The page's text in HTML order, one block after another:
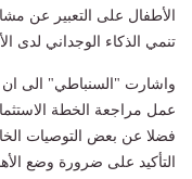
الأطفال على التعبير عن
تنمي الذكاء الوجداني لدى
واشارت "السنباطي" الى
فضلا عن بعض التوصيات
التأكيد على ضرورة وضع